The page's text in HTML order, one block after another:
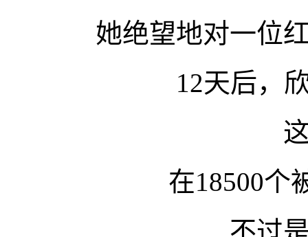
她绝望地对一位
12天后，
在18500个